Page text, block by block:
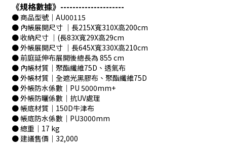
《規格數據》---------------------
● 商品型號｜AU00115
● 內帳展開尺寸 ｜長215X寬310X高200cm
● 收納尺寸 ｜(長83X寬29X高29cm
● 外帳展開尺寸 ｜長645X寬330X高210cm
● 前庭延伸布展開後總長為 855 cm
● 內帳材質｜聚酯纖維75D、透氣布
● 外帳材質｜全遮光黑膠布、聚酯纖維75D
● 外帳防水係數｜PU 5000mm+
● 外帳防曬係數｜抗UV處理
● 帳底材質｜150D牛津布
● 帳底防水係數｜PU3000mm
● 總重｜17 kg
● 建議售價｜32,000